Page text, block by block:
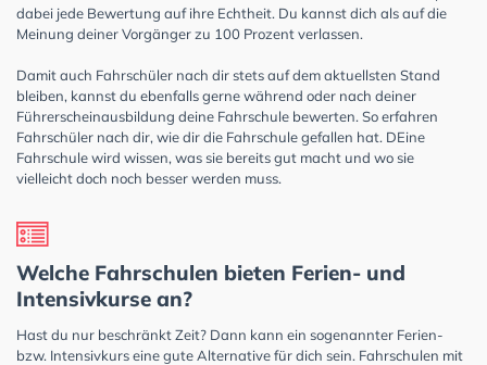
dabei jede Bewertung auf ihre Echtheit. Du kannst dich als auf die
Meinung deiner Vorgänger zu 100 Prozent verlassen.
Damit auch Fahrschüler nach dir stets auf dem aktuellsten Stand
bleiben, kannst du ebenfalls gerne während oder nach deiner
Führerscheinausbildung deine Fahrschule bewerten. So erfahren
Fahrschüler nach dir, wie dir die Fahrschule gefallen hat. DEine
Fahrschule wird wissen, was sie bereits gut macht und wo sie
vielleicht doch noch besser werden muss.
Welche Fahrschulen bieten Ferien- und
Intensivkurse an?
Hast du nur beschränkt Zeit? Dann kann ein sogenannter Ferien-
bzw. Intensivkurs eine gute Alternative für dich sein. Fahrschulen mit